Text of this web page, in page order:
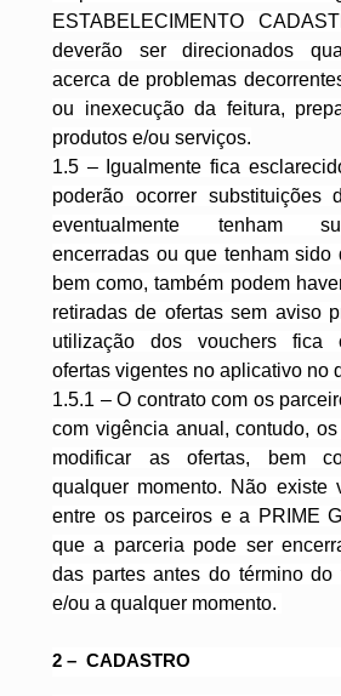
ESTABELECIMENTO
deverão ser direcionados
acerca de problemas
ou inexecução da feitura,
produtos e/ou serviços.
1.5 – Igualmente fica
poderão ocorrer substituições
eventualmente tenham
encerradas ou que tenham sido
bem como, também podem
retiradas de ofertas sem aviso
utilização dos vouchers fica
ofertas vigentes no aplicativo no
1.5.1 – O contrato com os
com vigência anual, contudo,
modificar as ofertas, bem
qualquer momento. Não existe
entre os parceiros e a PRIME
que a parceria pode ser
das partes antes do término do
e/ou a qualquer momento.
2 – CADASTRO